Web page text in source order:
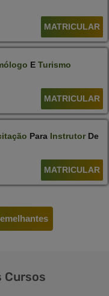
MATRICULAR
E Turismo
MATRICULAR
Para InstrutorDe
MATRICULAR
Cursos